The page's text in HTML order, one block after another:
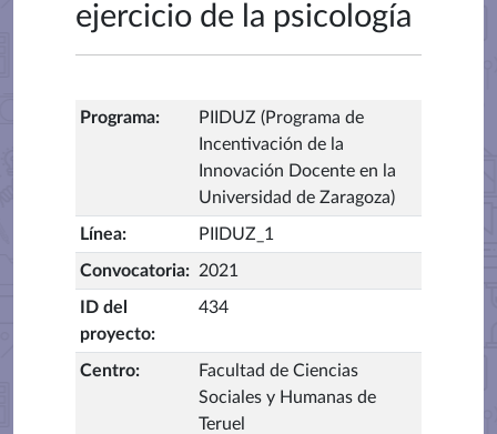
ejercicio de la psicología
Programa:
PIIDUZ (Programa de
Incentivación de la
Innovación Docente en la
Universidad de Zaragoza)
Línea: PIIDUZ_1
Convocatoria: 2021
ID del
proyecto:
434
Centro:
Facultad de Ciencias
Sociales y Humanas de
Teruel